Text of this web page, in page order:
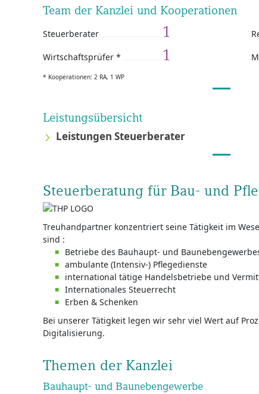
Team der Kanzlei und Kooperationen
Steuerberater 1
Wirtschaftsprüfer * 1
* Kooperationen: 2 RA, 1 WP
Leistungsübersicht
Leistungen Steuerberater
Steuerberatung für Bau- und
Treuhandpartner konzentriert seine Tätigkeit im
sind :
Betriebe des Bauhaupt- und
ambulante (Intensiv-) Pflegedienste
international tätige Handelsbetriebe und
Internationales Steuerrecht
Erben & Schenken
Bei unserer Tätigkeit legen wir sehr viel Wert auf
Digitalisierung.
Themen der Kanzlei
Bauhaupt- und Baunebengewerbe